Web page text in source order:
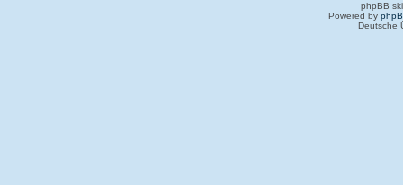
phpBB
Powered by
Deutsche